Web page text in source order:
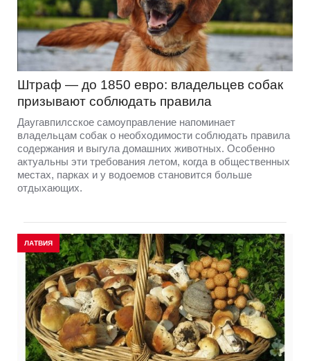
Штраф — до 1850 евро: владельцев собак
призывают соблюдать правила
Даугавпилсское самоуправление напоминает
владельцам собак о необходимости соблюдать правила
содержания и выгула домашних животных. Особенно
актуальны эти требования летом, когда в общественных
местах, парках и у водоемов становится больше
отдыхающих.
ЛАТВИЯ